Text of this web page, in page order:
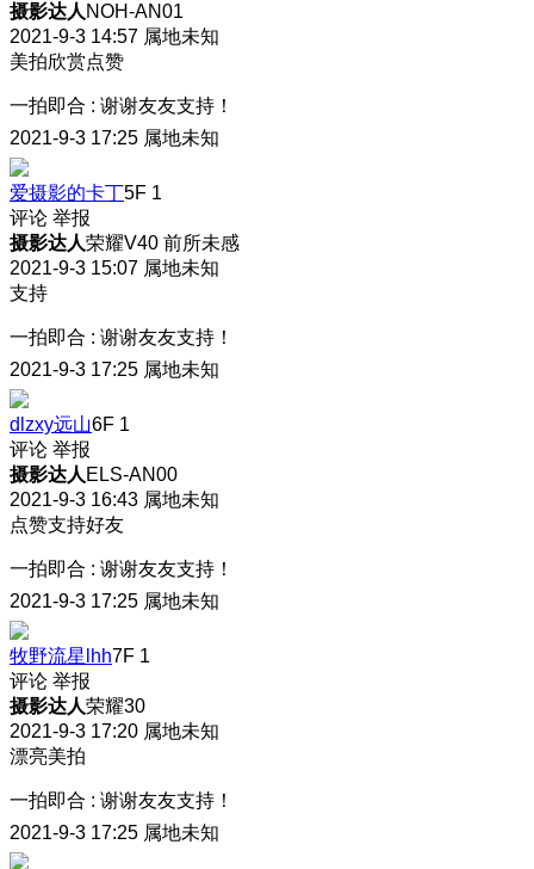
摄影达人 NOH-AN01
2021-9-3 14:57 属地未知
美拍欣赏点赞
一拍即合 : 谢谢友友支持！
2021-9-3 17:25 属地未知
爱摄影的卡丁5F 1
评论 举报
摄影达人荣耀V40 前所未感
2021-9-3 15:07 属地未知
支持
一拍即合 : 谢谢友友支持！
2021-9-3 17:25 属地未知
dlzxy远山6F 1
评论 举报
摄影达人 ELS-AN00
2021-9-3 16:43 属地未知
点赞支持好友
一拍即合 : 谢谢友友支持！
2021-9-3 17:25 属地未知
牧野流星lhh7F 1
评论 举报
摄影达人荣耀30
2021-9-3 17:20 属地未知
漂亮美拍
一拍即合 : 谢谢友友支持！
2021-9-3 17:25 属地未知